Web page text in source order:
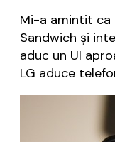
Mi-a amintit ca
Sandwich și
aduc un UI
LG aduce